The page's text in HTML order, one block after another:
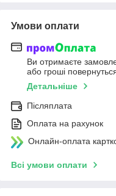
Умови оплати
Ви отримаєте
або гроші
Детальніше
Післяплата
Оплата на рахунок
Онлайн-оплата
Всі умови оплати